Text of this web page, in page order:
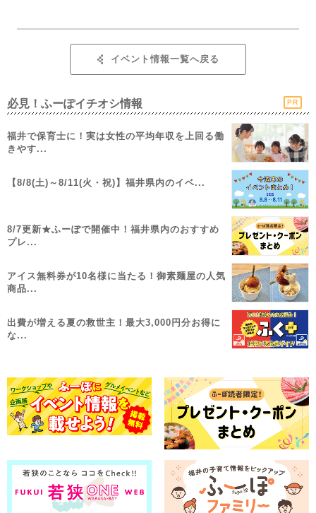
イベント情報一覧へ戻る
必見！ふーぽイチオシ情報 PR
福井で保育士に！実は女性の平均年収を上回る働
きやす...
【8/8(土)～8/11(火・祝)】福井県内のイベ...
8/7更新★ふーぽで開催中！福井県内のおすすめ
プレ...
アイス無料券が10名様に当たる！御素麺屋の人気
商品...
出費が増える夏の救世主！最大3,000円分お得に
な...